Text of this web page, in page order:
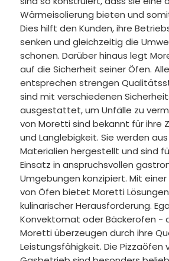
Wärmeisolierung bieten und
Dies hilft den Kunden, ihre
senken und gleichzeitig die
schonen. Darüber hinaus legt
auf die Sicherheit seiner Öfen.
entsprechen strengen
sind mit verschiedenen
ausgestattet, um Unfälle zu
von Moretti sind bekannt für ihre
und Langlebigkeit. Sie werden
Materialien hergestellt und sind
Einsatz in anspruchsvollen
Umgebungen konzipiert. Mit
von Öfen bietet Moretti
kulinarischer Herausforderung.
Konvektomat oder Bäckerofen -
Moretti überzeugen durch ihre
Leistungsfähigkeit. Die Pizzaöfen